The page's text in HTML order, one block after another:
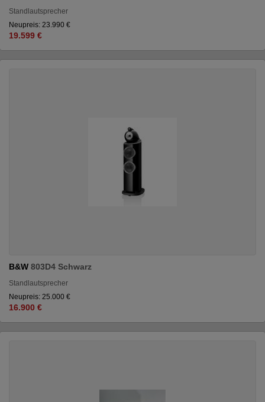
Standlautsprecher
Neupreis: 23.990 €
19.599 €
B&W 803D4 Schwarz
Standlautsprecher
Neupreis: 25.000 €
16.900 €